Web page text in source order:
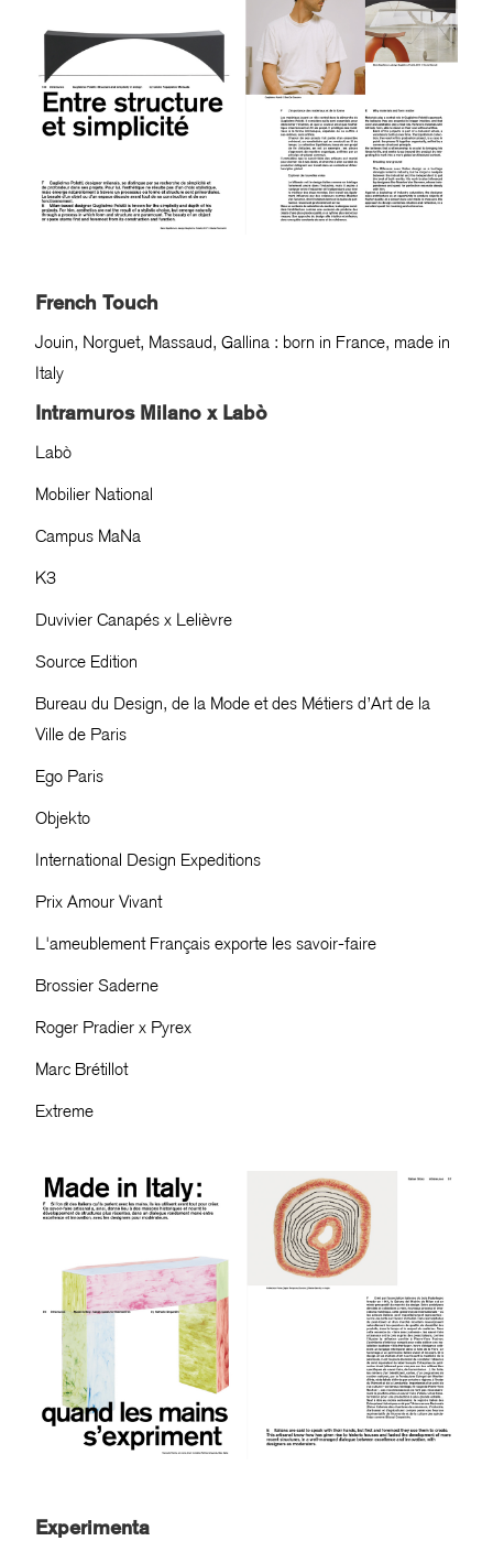
French Touch
Jouin, Norguet, Massaud, Gallina : born in France, made in
Italy
Intramuros Milano x Labò
Labò
Mobilier National
Campus MaNa
K3
Duvivier Canapés x Lelièvre
Source Edition
Bureau du Design, de la Mode et des Métiers d’Art de la
Ville de Paris
Ego Paris
Objekto
International Design Expeditions
Prix Amour Vivant
L'ameublement Français exporte les savoir-faire
Brossier Saderne
Roger Pradier x Pyrex
Marc Brétillot
Extreme
Experimenta